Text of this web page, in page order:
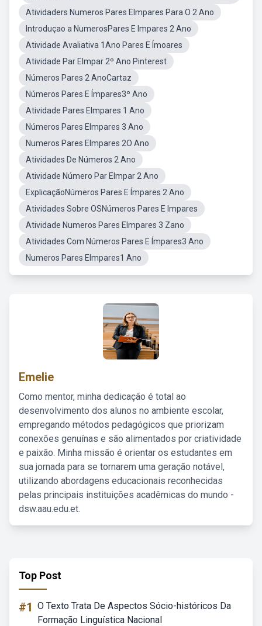
Atividaders Numeros Pares EImpares Para O 2 Ano
Introduçao a NumerosPares E Impares 2 Ano
Atividade Avaliativa 1Ano Pares E Ímoares
Atividade Par EImpar 2º Ano Pinterest
Números Pares 2 AnoCartaz
Números Pares E Ímpares3º Ano
Atividade Pares EImpares 1 Ano
Números Pares EImpares 3 Ano
Numeros Pares EImpares 2O Ano
Atividades De Números 2 Ano
Atividade Número Par EImpar 2 Ano
ExplicaçãoNúmeros Pares E Ímpares 2 Ano
Atividades Sobre OSNúmeros Pares E Impares
Atividade Numeros Pares EImpares 3 Zano
Atividades Com Números Pares E Ímpares3 Ano
Numeros Pares EImpares1 Ano
Emelie
Como mentor, minha dedicação é total ao
desenvolvimento dos alunos no ambiente escolar,
empregando métodos pedagógicos que priorizam
conexões genuínas e são alimentados por criatividade
e paixão. Minha missão é orientar os estudantes em
sua jornada para se tornarem uma geração notável,
utilizando abordagens educacionais reconhecidas
pelas principais instituições acadêmicas do mundo -
dsw.aau.edu.et.
Top Post
#1 O Texto Trata De Aspectos Sócio-históricos Da
Formação Linguística Nacional